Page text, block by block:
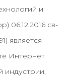
и
06.12.2016 св-
является
Интернет